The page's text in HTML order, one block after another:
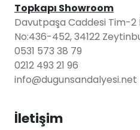
Topkapı Showroom
Davutpaşa Caddesi Tim-2
No:436-452, 34122
0531 573 38 79
0212 493 21 96
info@dugunsandalyesi.net
İletişim